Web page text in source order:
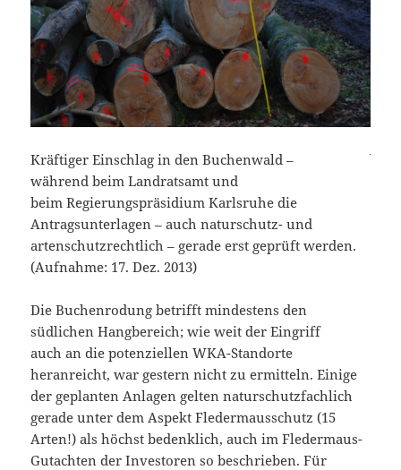
Kräftiger Einschlag in den Buchenwald –
während beim Landratsamt und
beim Regierungspräsidium Karlsruhe die
Antragsunterlagen – auch naturschutz- und
artenschutzrechtlich – gerade erst geprüft werden.
(Aufnahme: 17. Dez. 2013)
Die Buchenrodung betrifft mindestens den
südlichen Hangbereich; wie weit der Eingriff
auch an die potenziellen WKA-Standorte
heranreicht, war gestern nicht zu ermitteln. Einige
der geplanten Anlagen gelten naturschutzfachlich
gerade unter dem Aspekt Fledermausschutz (15
Arten!) als höchst bedenklich, auch im Fledermaus-
Gutachten der Investoren so beschrieben. Für